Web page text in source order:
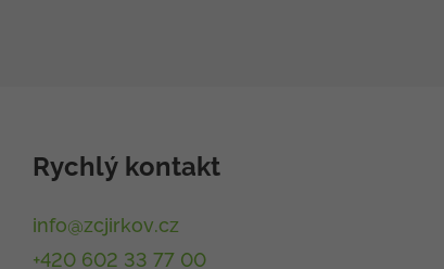
Rychlý kontakt
info@zcjirkov.cz
+420 602 33 77 00